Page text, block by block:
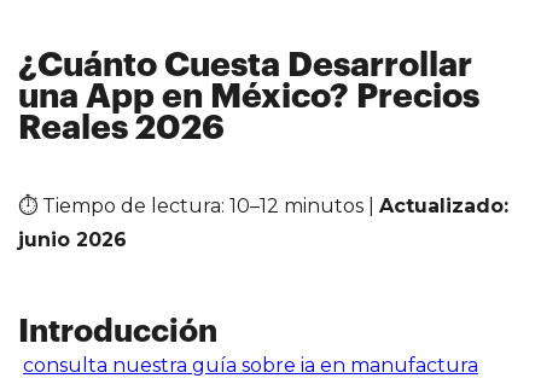
¿Cuánto Cuesta Desarrollar
una App en México? Precios
Reales 2026
⏱ Tiempo de lectura: 10–12 minutos | Actualizado:
junio 2026
Introducción
consulta nuestra guía sobre ia en manufactura